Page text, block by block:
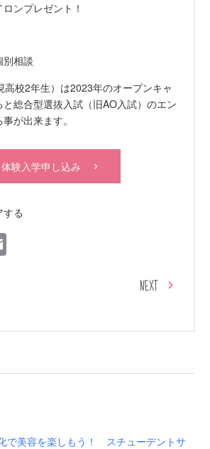
ンプレゼント！
相談
高校2年生）は2023年のオープンキャ
と総合型選抜入試（旧AO入試）のエン
が出来ます。
体験入学申し込み
る
Email
NEXT
で美容を楽しもう！ スチューデントサ